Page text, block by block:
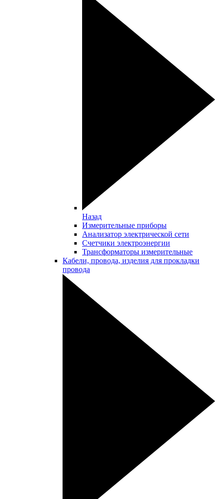
Назад
Измерительные приборы
Анализатор электрической сети
Счетчики электроэнергии
Трансформаторы измерительные
Кабели, провода, изделия для прокладки
провода